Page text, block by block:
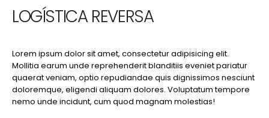
LOGÍSTICA REVERSA
Lorem ipsum dolor sit amet, consectetur adipisicing elit.
Mollitia earum unde reprehenderit blanditiis eveniet pariatur
quaerat veniam, optio repudiandae quis dignissimos nesciunt
doloremque, eligendi aliquam dolores. Voluptatum tempore
nemo unde incidunt, cum quod magnam molestias!